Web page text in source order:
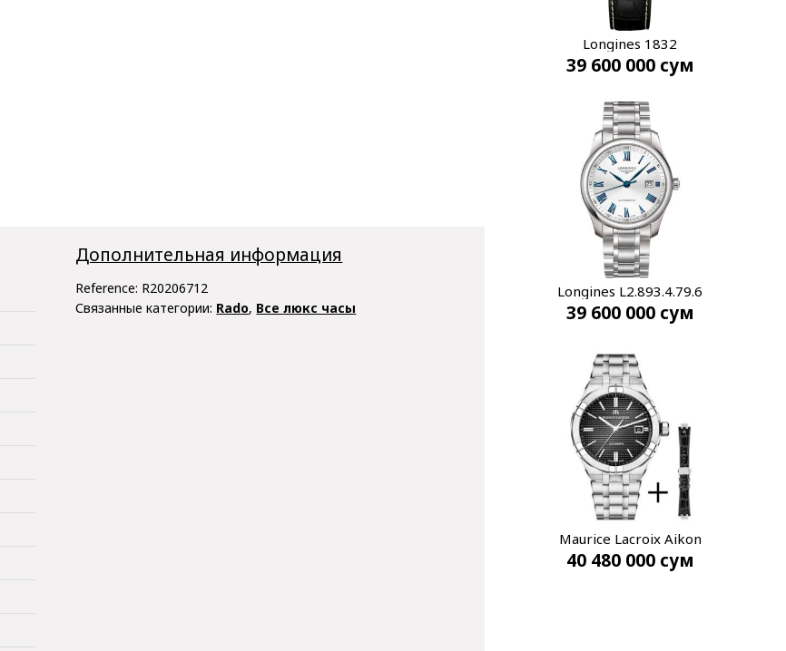
Дополнительная информация
Reference: R20206712
Связанные категории: Rado, Все люкс часы
Longines 1832
L4.826.4.52.0
39 600 000 сум
Longines L2.893.4.79.6
Master Collection
39 600 000 сум
Maurice Lacroix Aikon
AI6008-SS002-330-2
40 480 000 сум